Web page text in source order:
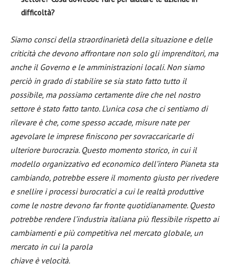
difficoltà?
Siamo consci della straordinarietà della situazione e delle
criticità che devono affrontare non solo gli imprenditori, ma
anche il Governo e le amministrazioni locali. Non siamo
perciò in grado di stabilire se sia stato fatto tutto il
possibile, ma possiamo certamente dire che nel nostro
settore è stato fatto tanto. L’unica cosa che ci sentiamo di
rilevare è che, come spesso accade, misure nate per
agevolare le imprese finiscono per sovraccaricarle di
ulteriore burocrazia. Questo momento storico, in cui il
modello organizzativo ed economico dell’intero Pianeta sta
cambiando, potrebbe essere il momento giusto per rivedere
e snellire i processi burocratici a cui le realtà produttive
come le nostre devono far fronte quotidianamente. Questo
potrebbe rendere l’industria italiana più flessibile rispetto ai
cambiamenti e più competitiva nel mercato globale, un
mercato in cui la parola
chiave è velocità.